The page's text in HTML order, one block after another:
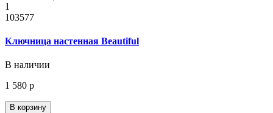
1
103577
Ключница настенная Beautiful
В наличии
1 580 р
В корзину